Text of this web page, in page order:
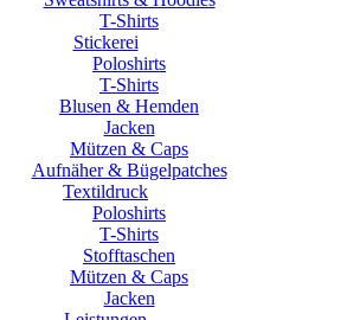
T-Shirts
Stickerei
Poloshirts
T-Shirts
Blusen & Hemden
Jacken
Mützen & Caps
Aufnäher & Bügelpatches
Textildruck
Poloshirts
T-Shirts
Stofftaschen
Mützen & Caps
Jacken